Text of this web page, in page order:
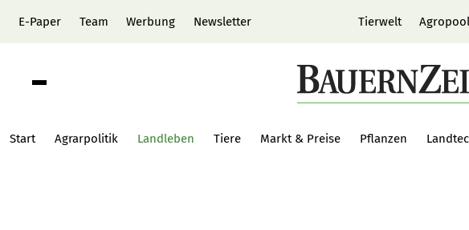
E-Paper Team Werbung Newsletter Tierwelt Agropool
Start Agrarpolitik Landleben Tiere Markt & Preise Pflanzen